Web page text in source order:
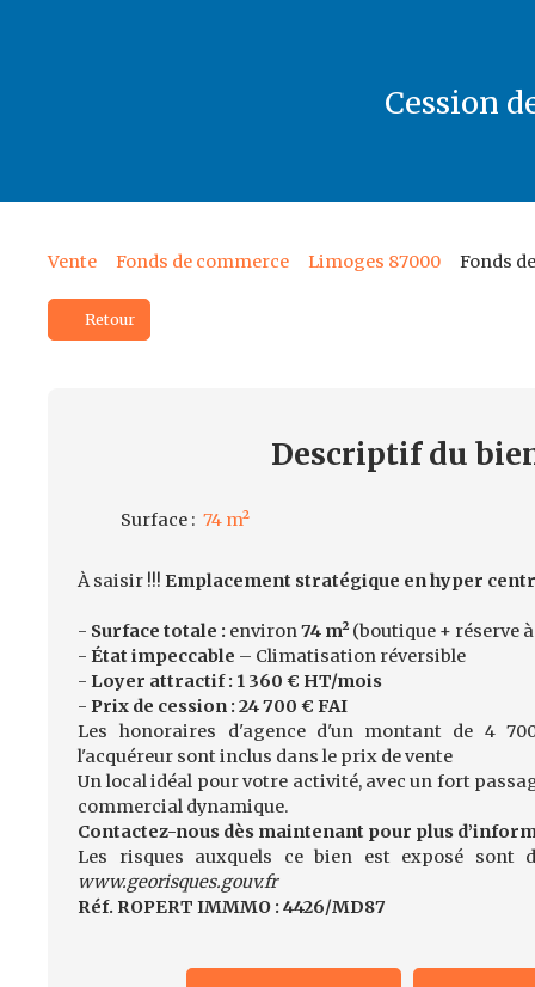
Cession
Vente Fonds de commerce Limoges 87000 Fonds
Retour
Descriptifdu
Surface : 74 m²
À saisir !!! Emplacement stratégique en hyper
- Surface totale : environ74 m² (boutique + réserve à
- État impeccable – Climatisation réversible
- Loyer attractif : 1 360 € HT/mois
- Prix de cession : 24 700 € FAI
Les honoraires d'agence d'un montant de 4
l'acquéreur sont inclus dans le prix de vente
Un local idéal pour votre activité, avec un fort
commercial dynamique.
Contactez-nous dès maintenant pour plus
Les risques auxquels ce bien est exposé sont
www.georisques.gouv.fr
Réf. ROPERT IMMMO : 4426/MD87